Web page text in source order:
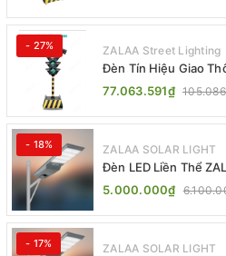
- 27% ZALAA Street Lighting
Đèn Tín Hiệu Giao
Trời ZALAA ZL-
77.063.591₫
- 18% ZALAA SOLAR LIGHT
Đèn LED Liền Thể
TG 20W 25W 30W All
5.000.000₫
- 17% ZALAA SOLAR LIGHT